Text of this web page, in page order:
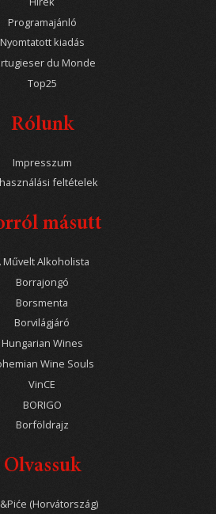
Programajánló
Nyomtatott kiadás
du Monde
Top25
Rólunk
Impresszum
feltételek
másutt
Művelt Alkoholista
Borrajongó
Borsmenta
Borvilágjáró
Hungarian Wines
Wine Souls
VinCE
BORIGO
Borföldrajz
Olvassuk
(Horvátország)